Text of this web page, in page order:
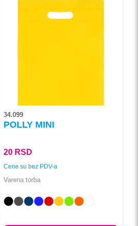
34.099
POLLY MINI
20 RSD
Cene su bez PDV-a
Varena torba
više
Opcije
na
stranici